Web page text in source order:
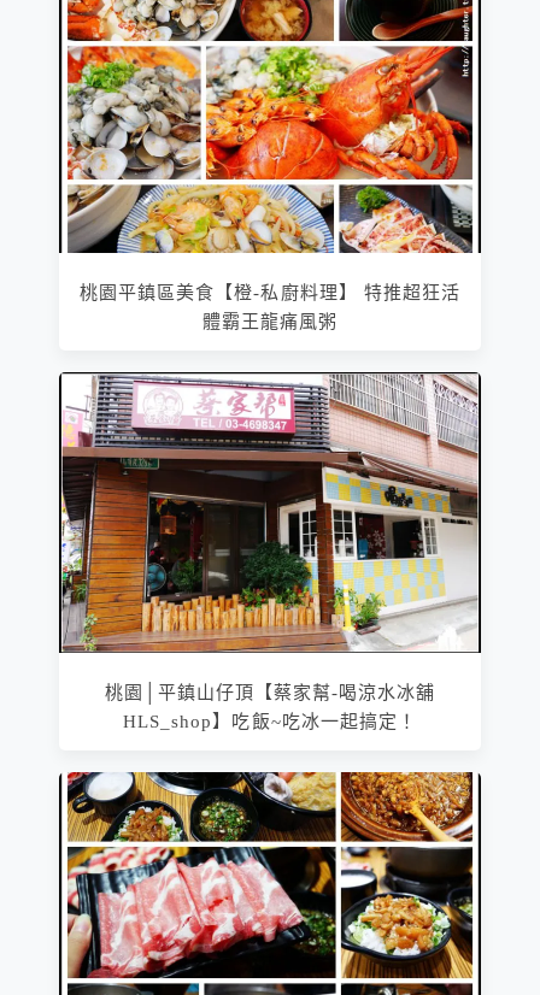
桃園平鎮區美食【橙-私廚料理】 特推超狂活
體霸王龍痛風粥
桃園│平鎮山仔頂【蔡家幫-喝涼水冰舖
HLS_shop】吃飯~吃冰一起搞定！